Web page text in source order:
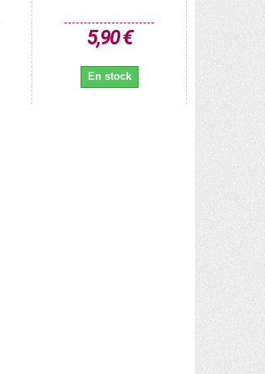
5,90 €
En stock